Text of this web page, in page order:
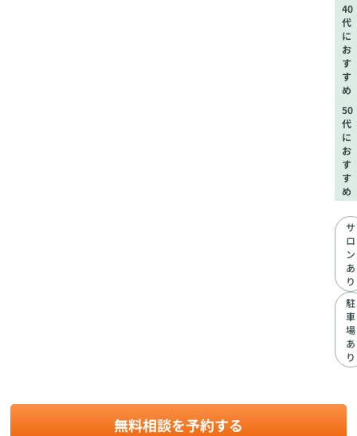
40
代
に
お
す
す
め
50
代
に
お
す
す
め
サ
ロ
ン
あ
り
駐
車
場
あ
り
無料相談を予約する